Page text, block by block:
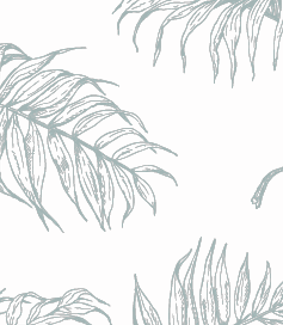
Produits phares